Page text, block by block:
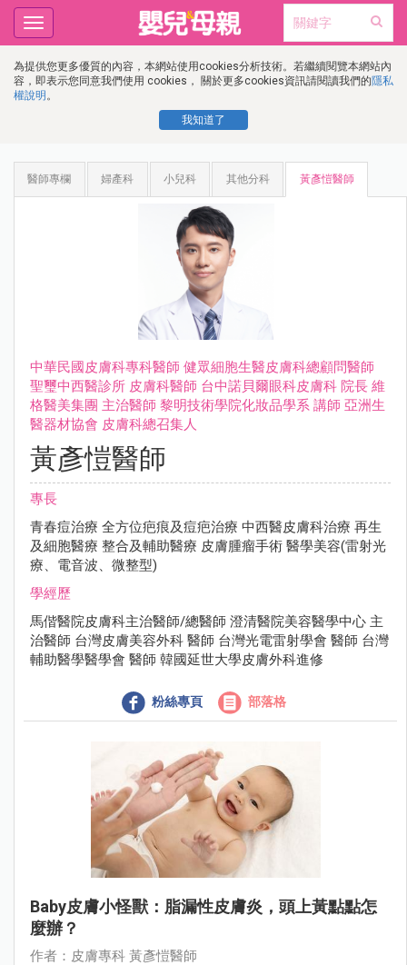
為提供您更多優質的內容，本網站使用cookies分析技術。若繼續閱覽本網站內
容，即表示您同意我們使用 cookies， 關於更多cookies資訊請閱讀我們的隱私
權說明 。
我知道了
Toggle
navigation
醫師專欄 婦產科 小兒科 其他分科 黃彥愷醫師
中華⺠國⽪膚科專科醫師 健眾細胞⽣醫⽪膚科總顧問醫師
聖璽中⻄醫診所 ⽪膚科醫師 台中諾⾙爾眼科⽪膚科 院長 維
格醫美集團 主治醫師 黎明技術學院化妝品學系 講師 亞洲⽣
醫器材協會 ⽪膚科總召集⼈
黃彥愷醫師
專長
青春痘治療 全⽅位疤痕及痘疤治療 中⻄醫⽪膚科治療 再⽣
及細胞醫療 整合及輔助醫療 ⽪膚腫瘤⼿術 醫學美容(雷射光
療、電⾳波、微整型)
學經歷
⾺偕醫院⽪膚科主治醫師/總醫師 澄清醫院美容醫學中⼼ 主
治醫師 台灣⽪膚美容外科 醫師 台灣光電雷射學會 醫師 台灣
輔助醫學醫學會 醫師 韓國延世⼤學⽪膚外科進修
粉絲專頁 部落格
Baby皮膚小怪獸：脂漏性皮膚炎，頭上黃點點怎
麼辦？
作者：⽪膚專科 黃彥愷醫師